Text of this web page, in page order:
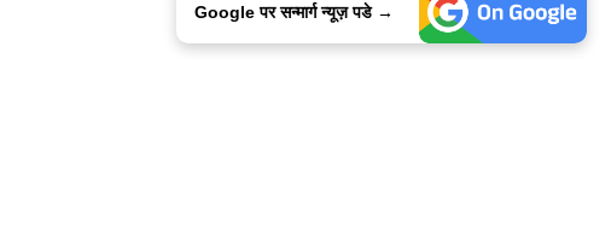
Google पर सन्मार्ग न्यूज़ पडे →